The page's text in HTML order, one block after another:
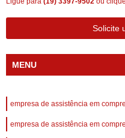
Solicite
MENU
empresa de assistência em
empresa de assistência em